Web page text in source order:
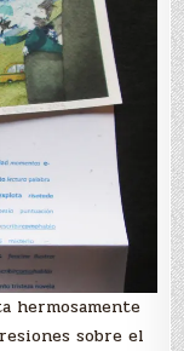
hermosamente
sobre el